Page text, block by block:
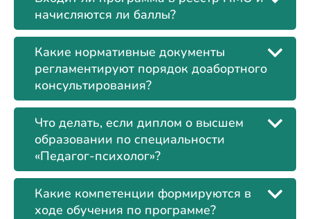
начисляются ли баллы?
Какие нормативные документы
регламентируют порядок доабортного
консультирования?
Что делать, если диплом о высшем
образовании по специальности
«Педагог-психолог»?
Какие компетенции формируются в
ходе обучения по программе?